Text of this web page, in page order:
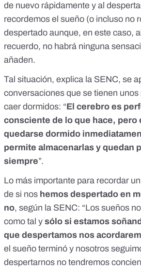
de nuevo rápidamente y al
recordemos el sueño (o incluso no
despertado aunque, en este caso,
recuerdo, no habrá ninguna
añaden.
Tal situación, explica la SENC, se
conversaciones que se tienen
caer dormidos: “El cerebro es
consciente de lo que hace, pero
quedarse dormido
permite almacenarlas y quedan
siempre”.
Lo más importante para recordar
de si nos hemos despertado en
no, según la SENC: “Los sueños
como tal y sólo si estamos
que despertamos nos
el sueño terminó y nosotros
despertarnos no tendremos